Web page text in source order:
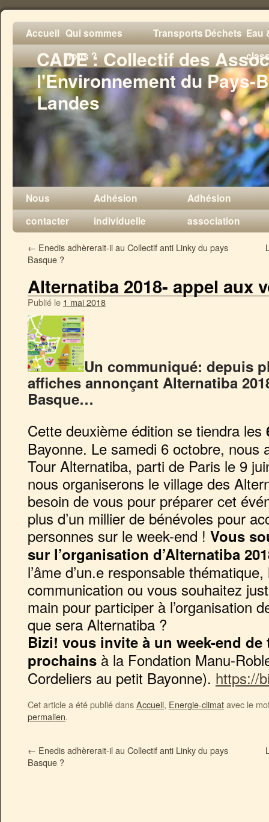
CADE : Collectif des
l'Environnement du Pays-
Landes
Accueil Qui sommes
nous ?
TransportsDéchets Eau
Nous
contacter
Adhésion
individuelle
Adhésion
association
← Enedis adhèrerait-il au Collectif anti Linky du pays
Basque ?
Alternatiba 2018- appel aux
Publié le 1 mai 2018
Un communiqué: depuis
affiches annonçant Alternatiba
Basque…
Cette deuxième édition se tiendra les
Bayonne. Le samedi 6 octobre, nous
Tour Alternatiba, parti de Paris le 9
nous organiserons le village des
besoin de vous pour préparer cet
plus d’un millier de bénévoles pour
personnes sur le week-end ! Vous
sur l’organisation d’Alternatiba
l’âme d’un.e responsable
communication ou vous souhaitez
main pour participer à l’organisation
que sera Alternatiba ?
Bizi! vous invite à un week-end de
prochains à la Fondation Manu-
Cordeliers au petit Bayonne). https://
Cet article a été publié dansAccueil, Energie-climatavec le
permalien.
← Enedis adhèrerait-il au Collectif anti Linky du pays
Basque ?